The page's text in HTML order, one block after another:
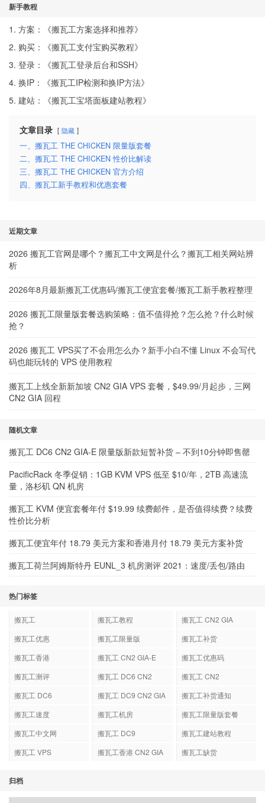
新手教程
1. 方案：《搬瓦工方案选择和推荐》
2. 购买：《搬瓦工支付宝购买教程》
3. 登录：《搬瓦工登录后台和SSH》
4. 换IP：《搬瓦工IP检测和换IP方法》
5. 建站：《搬瓦工宝塔面板建站教程》
文章目录 隐藏
一、搬瓦工 THE CHICKEN 限量版套餐
二、搬瓦工 THE CHICKEN 性价比解读
三、搬瓦工 THE CHICKEN 官方介绍
四、搬瓦工新手教程和优惠套餐
近期文章
2026 搬瓦工官网是哪个？搬瓦工中文网是什么？搬瓦工相关网站辨
析
2026年8月最新搬瓦工优惠码/搬瓦工便宜套餐/搬瓦工新手教程整理
2026 搬瓦工限量版套餐选购策略：值不值得抢？怎么抢？什么时候
抢？
2026 搬瓦工 VPS买了不会用怎么办？新手小白不懂 Linux 不会写代
码也能玩转的 VPS 使用教程
搬瓦工上线全新新加坡 CN2 GIA VPS 套餐，$49.99/月起步，三网
CN2 GIA 回程
随机文章
搬瓦工 DC6 CN2 GIA-E 限量版新款短暂补货 – 不到10分钟即售罄
PacificRack 冬季促销：1GB KVM VPS 低至 $10/年，2TB 高速流
量，洛杉矶 QN 机房
搬瓦工 KVM 便宜套餐年付 $19.99 续费邮件，是否值得续费？续费
性价比分析
搬瓦工便宜年付 18.79 美元方案和香港月付 18.79 美元方案补货
搬瓦工荷兰阿姆斯特丹 EUNL_3 机房测评 2021：速度/丢包/路由
热门标签
搬瓦工 搬瓦工教程
搬瓦工 CN2 GIA
搬瓦工优惠
搬瓦工限量版
搬瓦工补货
搬瓦工香港
搬瓦工 CN2 GIA-E
搬瓦工优惠码
搬瓦工测评
搬瓦工 DC6 CN2
搬瓦工 CN2
搬瓦工 DC6
搬瓦工 DC9 CN2 GIA
搬瓦工补货通知
搬瓦工速度
搬瓦工机房
搬瓦工限量版套餐
搬瓦工中文网
搬瓦工 DC9
搬瓦工建站教程
搬瓦工 VPS
搬瓦工香港 CN2 GIA 搬瓦工缺货
归档